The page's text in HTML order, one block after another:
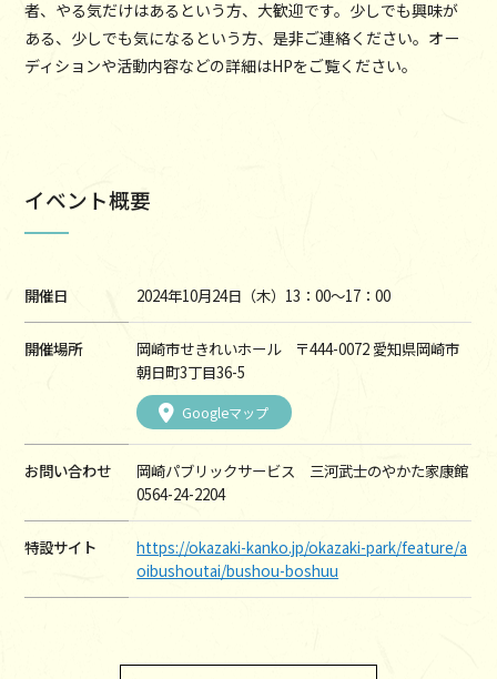
者、やる気だけはあるという方、大歓迎です。少しでも興味が
ある、少しでも気になるという方、是非ご連絡ください。オー
ディションや活動内容などの詳細はHPをご覧ください。
イベント概要
開催日 2024年10月24日（木）13：00～17：00
開催場所
岡崎市せきれいホール 〒444-0072 愛知県岡崎市
朝日町3丁目36-5
Googleマップ
お問い合わせ
岡崎パブリックサービス 三河武士のやかた家康館
0564-24-2204
特設サイト
https://okazaki-kanko.jp/okazaki-park/feature/a
oibushoutai/bushou-boshuu